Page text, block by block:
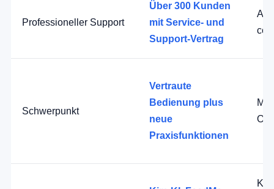
Professioneller Support
Über 300 Kunden
mit Service- und
Support-Vertrag
Schwerpunkt
Vertraute
Bedienung plus
neue
Praxisfunktionen